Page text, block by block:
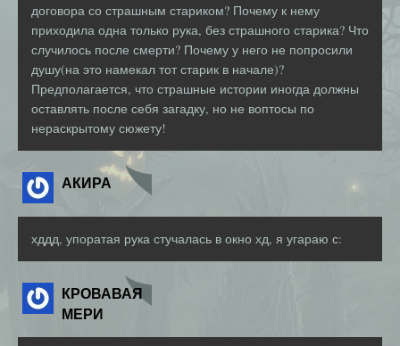
договора со страшным стариком? Почему к нему
приходила одна только рука, без страшного старика? Что
случилось после смерти? Почему у него не попросили
душу(на это намекал тот старик в начале)?
Предполагается, что страшные истории иногда должны
оставлять после себя загадку, но не воптосы по
нераскрытому сюжету!
АКИРА
хддд, упоратая рука стучалась в окно хд, я угараю с:
КРОВАВАЯ
МЕРИ